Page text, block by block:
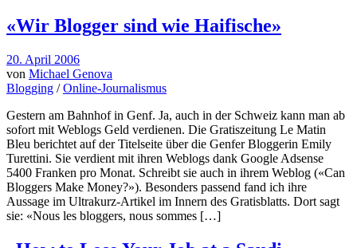
«Wir Blogger sind wie Haifische»
20. April 2006
von Michael Genova
Blogging /Online-Journalismus
Gestern am Bahnhof in Genf. Ja, auch in der Schweiz kann man ab
sofort mit Weblogs Geld verdienen. Die Gratiszeitung Le Matin
Bleu berichtet auf der Titelseite über die Genfer Bloggerin Emily
Turettini. Sie verdient mit ihren Weblogs dank Google Adsense
5400 Franken pro Monat. Schreibt sie auch in ihrem Weblog («Can
Bloggers Make Money?»). Besonders passend fand ich ihre
Aussage im Ultrakurz-Artikel im Innern des Gratisblatts. Dort sagt
sie: «Nous les bloggers, nous sommes […]